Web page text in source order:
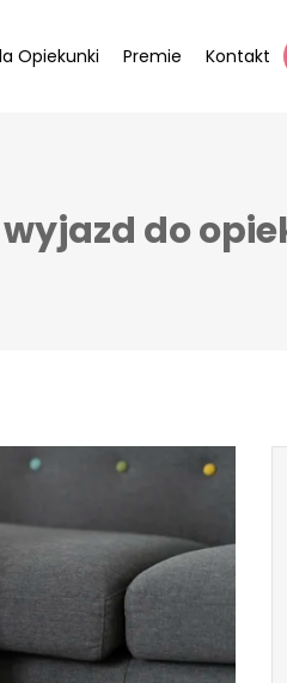
Opiekunki Premie Kontakt
do